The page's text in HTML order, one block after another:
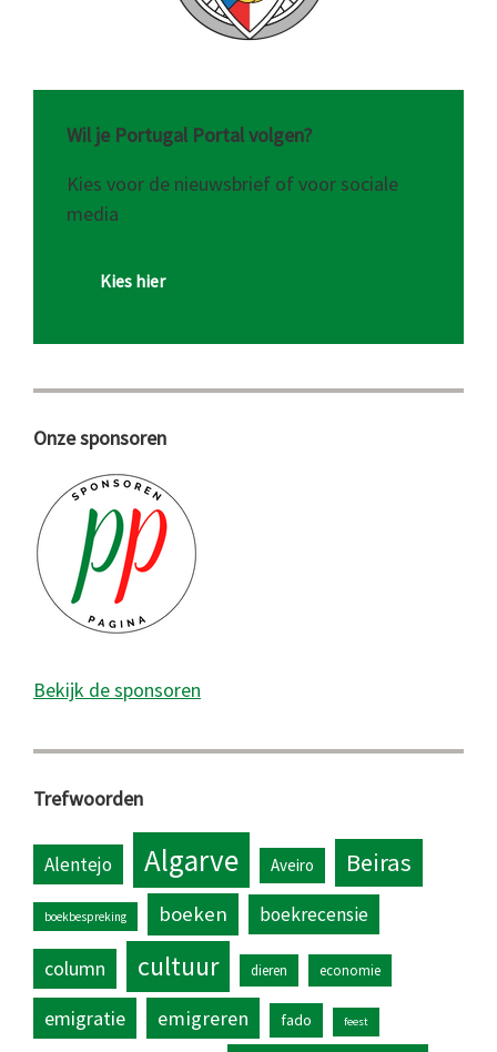
Wil je Portugal Portal volgen?
Kies voor de nieuwsbrief of voor sociale
media
Kies hier
Onze sponsoren
Bekijk de sponsoren
Trefwoorden
Alentejo Algarve Aveiro Beiras
boekbespreking boeken boekrecensie
column cultuur dieren economie
emigratie emigreren fado feest